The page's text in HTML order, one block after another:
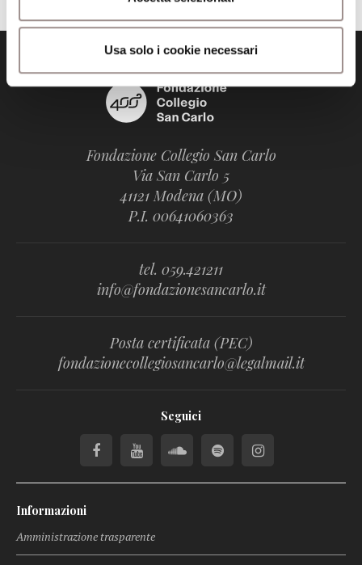
Usa solo i cookie necessari
Fondazione Collegio San Carlo
Via San Carlo 5
41121 Modena (MO)
P.I. 00641060363
tel. 059.421211
info@fondazionesancarlo.it
Posta certificata (PEC)
fondazionecollegiosancarlo@legalmail.it
Seguici
Informazioni
Amministrazione trasparente